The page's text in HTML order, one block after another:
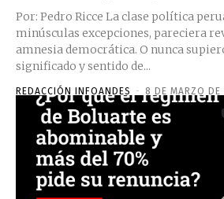
Por: Pedro Ricce La clase política peruana, salvo
minúsculas excepciones, pareciera
amnesia democrática. O nunca
significado y sentido de...
REDACCIÓN INFOANDES - 8 DE MARZO DE